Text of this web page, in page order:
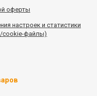
оферты
настроек и статистики
cookie-файлы)